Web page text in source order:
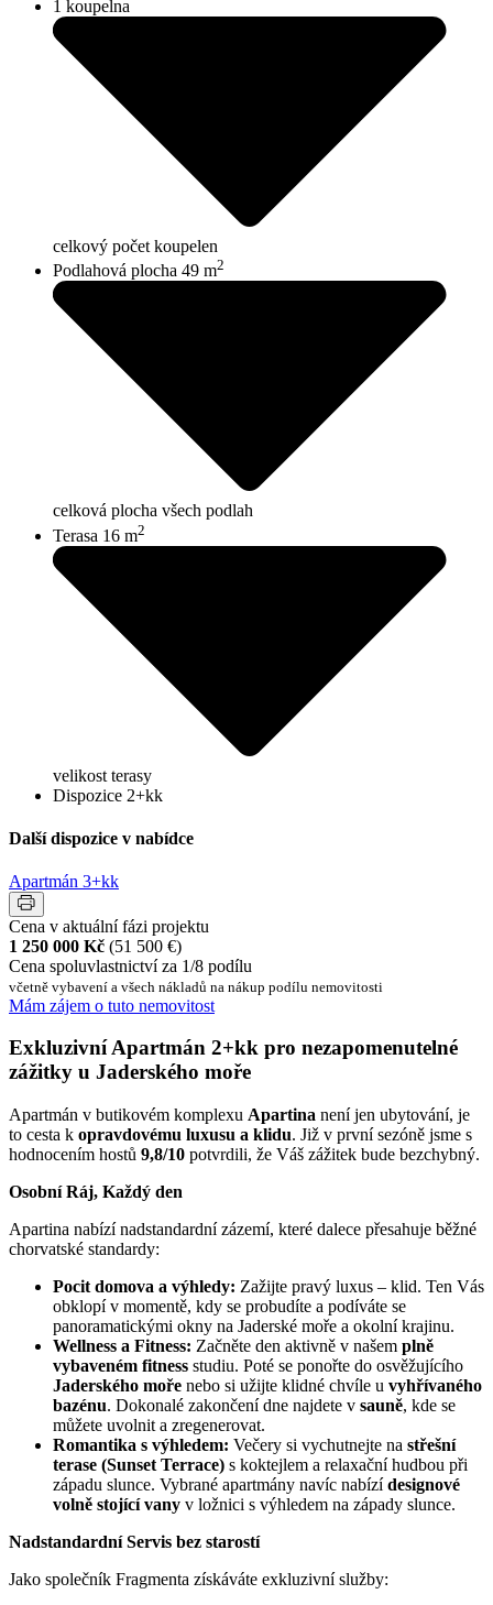
1 koupelna
celkový počet koupelen
Podlahová plocha 49 m2
celková plocha všech podlah
Terasa 16 m2
velikost terasy
Dispozice 2+kk
Další dispozice v nabídce
Apartmán 3+kk
Cena v aktuální fázi projektu
1 250 000 Kč (51 500 €)
Cena spoluvlastnictví za 1/8 podílu
včetně vybavení a všech nákladů na nákup podílu nemovitosti
Mám zájem o tuto nemovitost
Exkluzivní Apartmán 2+kk pro nezapomenutelné
zážitky u Jaderského moře
Apartmán v butikovém komplexu Apartina není jen ubytování, je
to cesta k opravdovému luxusu a klidu. Již v první sezóně jsme s
hodnocením hostů 9,8/10 potvrdili, že Váš zážitek bude bezchybný.
Osobní Ráj, Každý den
Apartina nabízí nadstandardní zázemí, které dalece přesahuje běžné
chorvatské standardy:
Pocit domova a výhledy: Zažijte pravý luxus – klid. Ten Vás
obklopí v momentě, kdy se probudíte a podíváte se
panoramatickými okny na Jaderské moře a okolní krajinu.
Wellness a Fitness: Začněte den aktivně v našem plně
vybaveném fitness studiu. Poté se ponořte do osvěžujícího
Jaderského moře nebo si užijte klidné chvíle u vyhřívaného
bazénu. Dokonalé zakončení dne najdete v sauně, kde se
můžete uvolnit a zregenerovat.
Romantika s výhledem: Večery si vychutnejte na střešní
terase (Sunset Terrace) s koktejlem a relaxační hudbou při
západu slunce. Vybrané apartmány navíc nabízídesignové
volně stojící vany v ložnici s výhledem na západy slunce.
Nadstandardní Servis bez starostí
Jako společník Fragmenta získáváte exkluzivní služby: